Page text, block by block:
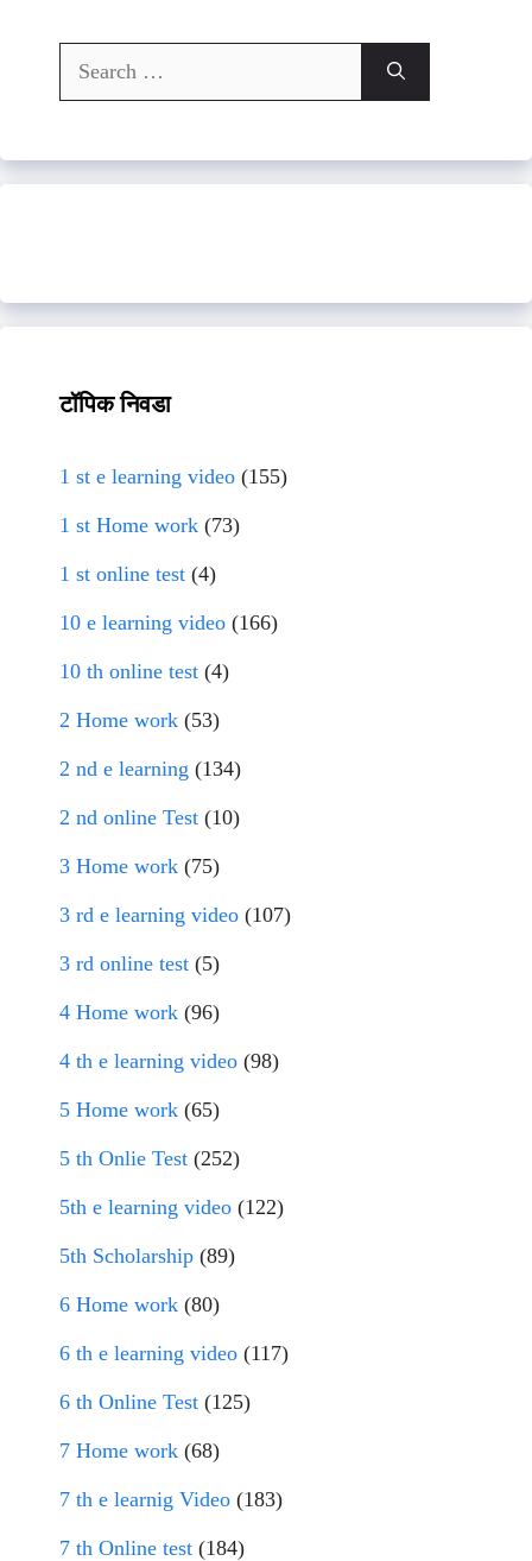
Search
for:
टॉपिक निवडा
1 st e learning video (155)
1 st Home work (73)
1 st online test (4)
10 e learning video (166)
10 th online test (4)
2 Home work (53)
2 nd e learning (134)
2 nd online Test (10)
3 Home work (75)
3 rd e learning video (107)
3 rd online test (5)
4 Home work (96)
4 th e learning video (98)
5 Home work (65)
5 th Onlie Test (252)
5th e learning video (122)
5th Scholarship (89)
6 Home work (80)
6 th e learning video (117)
6 th Online Test (125)
7 Home work (68)
7 th e learnig Video (183)
7 th Online test (184)